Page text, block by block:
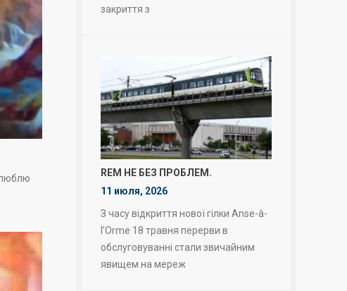
закриття з
REM НЕ БЕЗ ПРОБЛЕМ.
11 июля, 2026
З часу відкриття нової гілки Anse-à-
l’Orme 18 травня перерви в
обслуговуванні стали звичайним
явищем на мереж